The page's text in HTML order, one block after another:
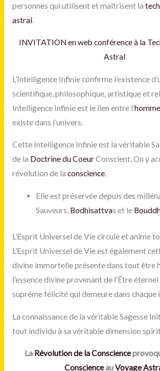
personnes qui utilisent et maîtrisent la
astral.
INVITATION en web conférence à la
Astral
L’Intelligence Infinie confirme l’existence
scientifique, philosophique, artistique et
Intelligence Infinie est le lien entre l’homme
existe dans l’univers.
Cette Intelligence Infinie est la véritable
de la Doctrine du CoeurConscient. On y
révolution de la conscience.
Elle est préservée depuis des
Sauveurs, Bodhisattvas et le
L’Esprit Universel de Vie circule et anime
L’Esprit Universel de Vie est également
divine immortelle présente dans tout être
l’essence divine provenant de l’Être
suprême félicité qui demeure dans chaque
La connaissance de la véritable Sagesse
tout individu à sa véritable dimension
La Révolution de la Conscience
ConscienceauVoyage